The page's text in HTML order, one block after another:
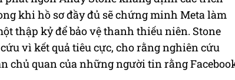
khi hồ sơ đầy đủ sẽ chứng minh Meta làm
thập kỷ để bảo vệ thanh thiếu niên. Stone
vì kết quả tiêu cực, cho rằng nghiên cứu
chủ quan của những người tin rằng